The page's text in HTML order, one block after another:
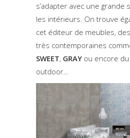
s’adapter avec une grande
les intérieurs. On trouve
cet éditeur de meubles,
très contemporaines
SWEET, GRAY ou encore
outdoor…